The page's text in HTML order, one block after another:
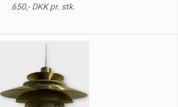
650,- DKK pr. stk.